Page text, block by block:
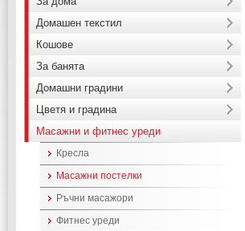
Домашен текстил
Кошове
За банята
Домашни градини
Цветя и градина
Масажни и фитнес уреди
Кресла
Масажни постелки
Ръчни масажори
Фитнес уреди